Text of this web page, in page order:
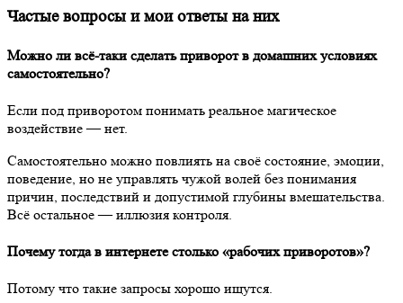
Частые вопросы и мои ответы на них
Можно ли всё-таки сделать приворот в домашних условиях
самостоятельно?
Если под приворотом понимать реальное магическое
воздействие — нет.
Самостоятельно можно повлиять на своё состояние, эмоции,
поведение, но не управлять чужой волей без понимания
причин, последствий и допустимой глубины вмешательства.
Всё остальное — иллюзия контроля.
Почему тогда в интернете столько «рабочих приворотов»?
Потому что такие запросы хорошо ищутся.